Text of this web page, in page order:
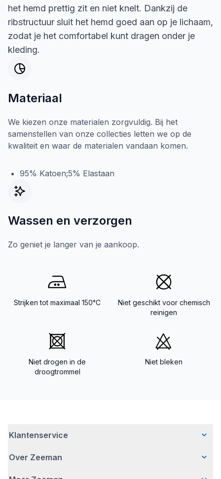
het hemd prettig zit en niet knelt. Dankzij de
ribstructuur sluit het hemd goed aan op je lichaam,
zodat je het comfortabel kunt dragen onder je
kleding.
Materiaal
We kiezen onze materialen zorgvuldig. Bij het
samenstellen van onze collecties letten we op de
kwaliteit en waar de materialen vandaan komen.
95% Katoen;5% Elastaan
Wassen en verzorgen
Zo geniet je langer van je aankoop.
Strijken tot maximaal 150°C
Niet geschikt voor chemisch
reinigen
Niet drogen in de
droogtrommel
Niet bleken
Klantenservice
Veelgestelde vragen
Over Zeeman